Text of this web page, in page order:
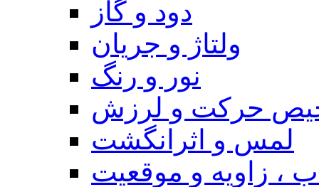
دود و گاز
ولتاژ و جریان
نور و رنگ
حرکت و لرزش
لمس و اثرانگشت
، زاویه و موقعیت